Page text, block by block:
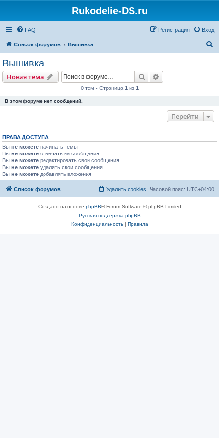
Rukodelie-DS.ru
FAQ Вход
Регистрация
Список форумов Вышивка
Вышивка
Новая тема Поиск
0 тем • Страница 1 из 1
В этом форуме нет сообщений.
Перейти
ПРАВА ДОСТУПА
Вы не можете начинать темы
Вы не можете отвечать на сообщения
Вы не можете редактировать свои сообщения
Вы не можете удалять свои сообщения
Вы не можете добавлять вложения
Список форумов Часовой пояс: UTC+04:00
Удалить cookies
Создано на основе phpBB® Forum Software © phpBB Limited
Русская поддержка phpBB
Конфиденциальность| Правила